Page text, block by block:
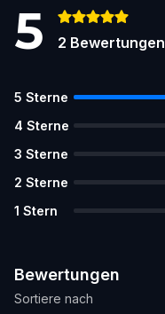
5 2 Bewertungen
5 Sterne
4 Sterne
3 Sterne
2 Sterne
1 Stern
Bewertungen
Sortiere nach